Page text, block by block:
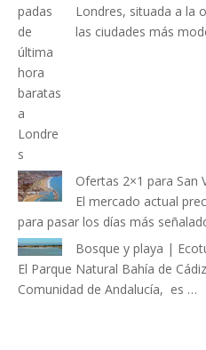
Londres, situada a la
las ciudades más
Ofertas 2×1 para San
El mercado actual
para pasar los días más
Bosque y playa |
El Parque Natural Bahía de
Comunidad de Andalucía, es …